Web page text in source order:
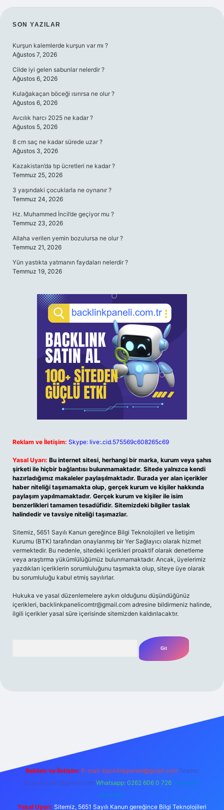
SIDEBAR
SON YAZILAR
Kurşun kalemlerde kurşun var mı ?
Ağustos 7, 2026
Cilde iyi gelen sabunlar nelerdir ?
Ağustos 6, 2026
Kulağakaçan böceği ısırırsa ne olur ?
Ağustos 6, 2026
Avcılık harcı 2025 ne kadar ?
Ağustos 5, 2026
8 cm saç ne kadar sürede uzar ?
Ağustos 3, 2026
Kazakistan’da tıp ücretleri ne kadar ?
Temmuz 25, 2026
3 yaşındaki çocuklarla ne oynanır ?
Temmuz 24, 2026
Hz. Muhammed İncil’de geçiyor mu ?
Temmuz 23, 2026
Allaha verilen yemin bozulursa ne olur ?
Temmuz 21, 2026
Yün yastıkta yatmanın faydaları nelerdir ?
Temmuz 19, 2026
Reklam ve İletişim: Skype: live:.cid.575569c608265c69
Yasal Uyarı: Bu internet sitesi, herhangi bir marka, kurum veya şahıs
şirketi ile hiçbir bağlantısı bulunmamaktadır. Sitede yalnızca kendi
hazırladığımız makaleler paylaşılmaktadır. Burada yer alan içerikler
haber niteliği taşımamakta olup, gerçek kurum ve kişiler hakkında
paylaşım yapılmamaktadır. Gerçek kurum ve kişiler ile isim
benzerlikleri tamamen tesadüfidir. Sitemizdeki bilgiler taslak
halindedir ve tavsiye niteliği taşımazlar.
Sitemiz, 5651 Sayılı Kanun gereğince Bilgi Teknolojileri ve İletişim
Kurumu (BTK) tarafından onaylanmış bir Yer Sağlayıcı olarak hizmet
vermektedir. Bu nedenle, sitedeki içerikleri proaktif olarak denetleme
veya araştırma yükümlülüğümüz bulunmamaktadır. Ancak, üyelerimiz
yazdıkları içeriklerin sorumluluğunu taşımakta olup, siteye üye olarak
bu sorumluluğu kabul etmiş sayılırlar.
Hukuka ve yasal düzenlemelere aykırı olduğunu düşündüğünüz
içerikleri, backlinkpanelicomtr@gmail.com adresine bildirmeniz halinde,
ilgili içerikler yasal süre içerisinde sitemizden kaldırılacaktır.
Reklam ve İletişim: E-mail: backlinkpaneli@gmail.com Teams:
forumhizmeti@gmail.com Whatsapp: 0262 606 0 726 Telegram:
@karabul
Yasal Uyarı: Sitemiz, 5651 Sayılı Kanun gereğince Bilgi Teknolojileri